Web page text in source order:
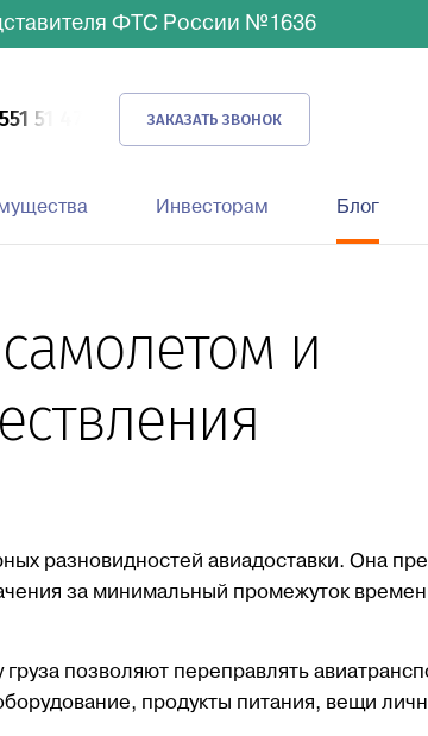
ФТС России №1636
Инвесторам Блог
51 47 ЗАКАЗАТЬ ЗВОНОК
и
разновидностей авиадоставки. Она
за минимальный промежуток
позволяют переправлять
продукты питания, вещи